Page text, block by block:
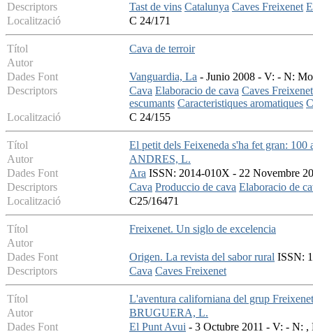
Descriptors
Tast de vins Catalunya Caves Freixenet
Localització
C 24/171
Títol
Cava de terroir
Autor
Dades Font
Vanguardia, La - Junio 2008 - V: - N:
Descriptors
Cava Elaboracio de cava Caves Freixenet
escumants Caracteristiques aromatiques
Localització
C 24/155
Títol
El petit dels Feixeneda s'ha fet gran: 100
Autor
ANDRES, L.
Dades Font
Ara ISSN: 2014-010X - 22 Novembre
Descriptors
Cava Produccio de cava Elaboracio de
Localització
C25/16471
Títol
Freixenet. Un siglo de excelencia
Autor
Dades Font
Origen. La revista del sabor rural ISSN:
Descriptors
Cava Caves Freixenet
Títol
L'aventura californiana del grup Freixenet
Autor
BRUGUERA, L.
Dades Font
El Punt Avui - 3 Octubre 2011 - V: - N: ,